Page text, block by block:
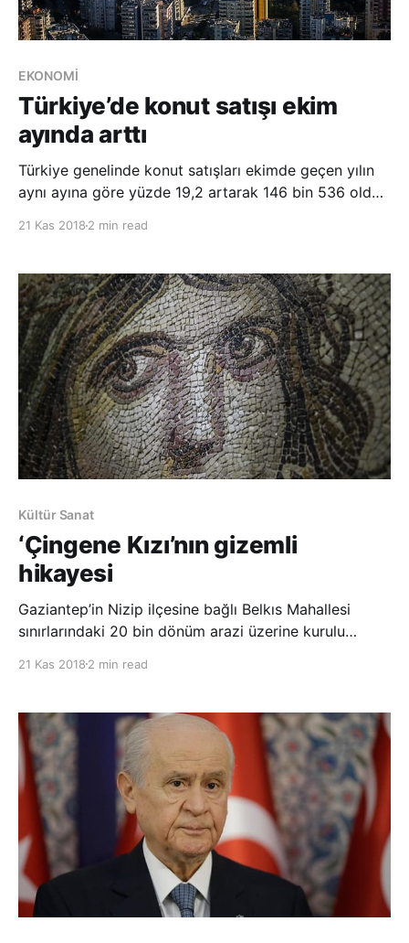
EKONOMİ
Türkiye’de konut satışı ekim
ayında arttı
Türkiye genelinde konut satışları ekimde geçen yılın
aynı ayına göre yüzde 19,2 artarak 146 bin 536 oldu.
göre yüzde 19,2 arttı. Türkiye İstatis
21 Kas 2018 2 min read
Kültür Sanat
‘Çingene Kızı’nın gizemli
hikayesi
Gaziantep’in Nizip ilçesine bağlı Belkıs Mahallesi
sınırlarındaki 20 bin dönüm arazi üzerine kurulu
şehrin önemli simgelerinden biri haline gelen “Çingene
parçaları, uzu
21 Kas 2018 2 min read